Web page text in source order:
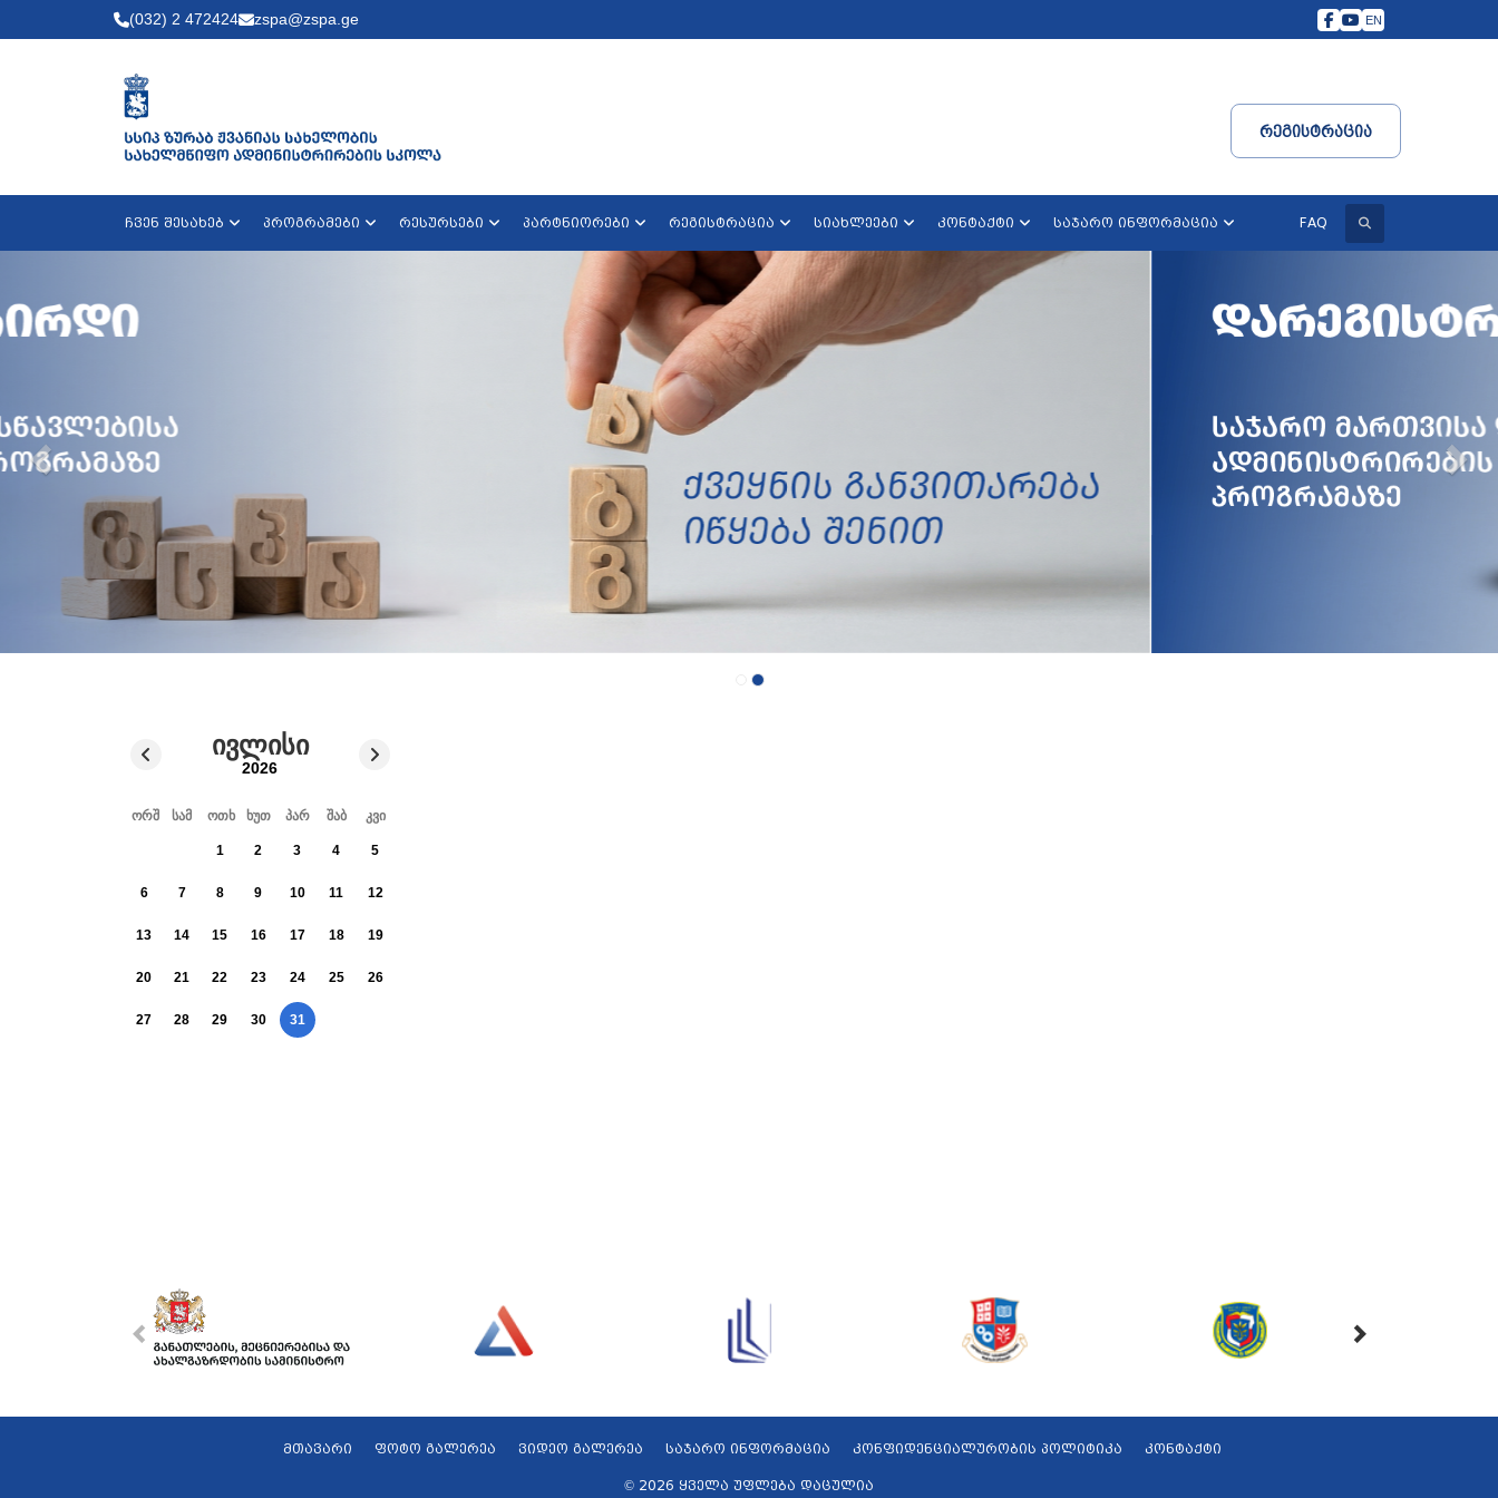
(032) 2 472424 zspa@zspa.ge EN
Რეგისტრაცია
ჩვენ შესახებ პროგრამები რესურსები პარტნიორები რეგისტრაცია სიახლეები კონტაქტი საჯარო ინფორმაცია FAQ
ძიება
ივლისი
2026
ორშ სამ ოთხ ხუთ პარ შაბ კვი
1 2 3 4 5
6 7 8 9 10 11 12
13 14 15 16 17 18 19
20 21 22 23 24 25 26
27 28 29 30 31
მთავარი ფოტო გალერეა ვიდეო გალერეა საჯარო ინფორმაცია კონფიდენციალურობის პოლიტიკა კონტაქტი
© 2026 ყველა უფლება დაცულია